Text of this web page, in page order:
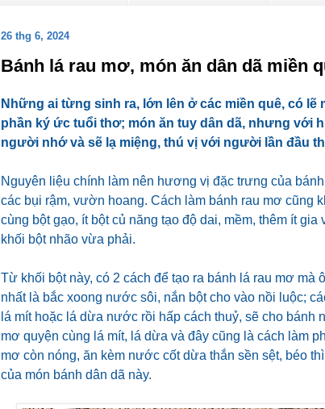
26 thg 6, 2024
Bánh lá rau mơ, món ăn dân dã miền
Những ai từng sinh ra, lớn lên ở các miền quê, có lẽ
phần ký ức tuổi thơ; món ăn tuy dân dã, nhưng với
người nhớ và sẽ lạ miệng, thú vị với người lần đầu
Nguyên liệu chính làm nên hương vị đặc trưng của
các bụi rậm, vườn hoang. Cách làm bánh rau mơ cũng
cùng bột gạo, ít bột củ năng tạo độ dai, mềm, thêm ít gia
khối bột nhão vừa phải.
Từ khối bột này, có 2 cách để tạo ra bánh lá rau mơ
nhất là bắc xoong nước sôi, nắn bột cho vào nồi luộc;
lá mít hoặc lá dừa nước rồi hấp cách thuỷ, sẽ cho bánh
mơ quyện cùng lá mít, lá dừa và đây cũng là cách làm
mơ còn nóng, ăn kèm nước cốt dừa thắn sền sệt, béo
của món bánh dân dã này.